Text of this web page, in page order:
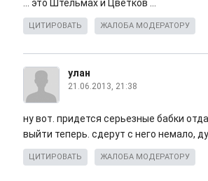
... это Штельмах и Цветков ...
ЦИТИРОВАТЬ ЖАЛОБА МОДЕРАТОРУ
улан
21.06.2013, 21:38
ну вот. придется серьезные бабки
выйти теперь. сдерут с него немало,
ЦИТИРОВАТЬ ЖАЛОБА МОДЕРАТОРУ